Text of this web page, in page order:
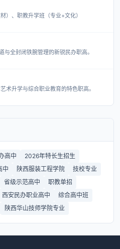
）、职教升学班（专业+文化）
与全封闭铁腕管理的新锐民办职高。
术升学与综合职业教育的特色职高。
高中
2026年特长生招生
中 陕西服装工程学院
技校专业
省级示范高中
职教单招
西安民办职业高中
综合高中班
陕西华山技师学院专业